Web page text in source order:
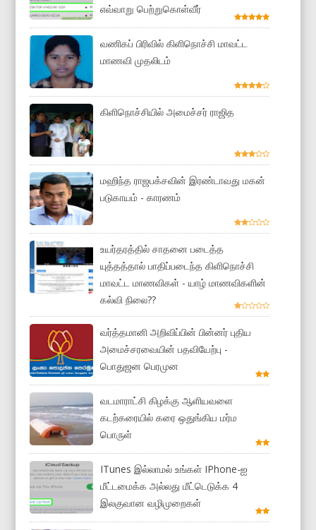
எவ்வாறு பெற்றுகொள்வீர்
வணிகப் பிரிவில் கிளிநொச்சி மாவட்ட
மாணவி முதலிடம்
கிளிநொச்சியில் அமைச்சர் ராஜித
மஹிந்த ராஜபக்சவின் இரண்டாவது மகன்
படுகாயம் - காரணம்
உயர்தரத்தில் சாதனை படைத்த
யுத்தத்தால் பாதிப்படைந்த கிளிநொச்சி
மாவட்ட மாணவிகள் - யாழ் மாணவிகளின்
கல்வி நிலை??
வர்த்தமானி அறிவிப்பின் பின்னர் புதிய
அமைச்சரவையின் பதவியேற்பு -
பொதுஜன பெரமுன
வடமாராட்சி கிழக்கு ஆளியவளை
கடற்கரையில் கரை ஒதுங்கிய மர்ம
பொருள்
ITunes இல்லாமல் உங்கள் IPhone-ஐ
மீட்டமைக்க அல்லது மீட்டெடுக்க 4
இலகுவான வழிமுறைகள்